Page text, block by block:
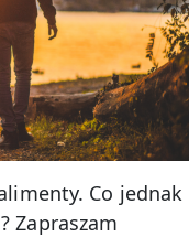
Co jednak
Zapraszam